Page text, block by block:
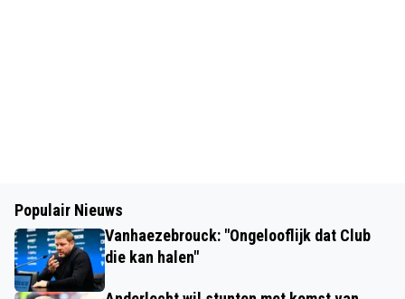
Populair Nieuws
Vanhaezebrouck: "Ongelooflijk dat Club
die kan halen"